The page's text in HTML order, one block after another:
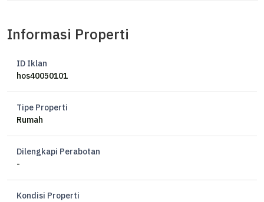
Informasi Properti
ID Iklan
hos40050101
Tipe Properti
Rumah
Dilengkapi Perabotan
-
Kondisi Properti